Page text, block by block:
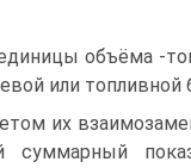
объёма -
или топливной
их